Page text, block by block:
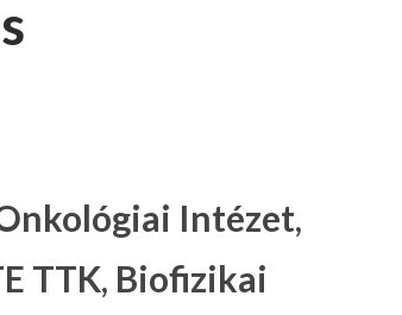
Intézet,
TTK, Biofizikai